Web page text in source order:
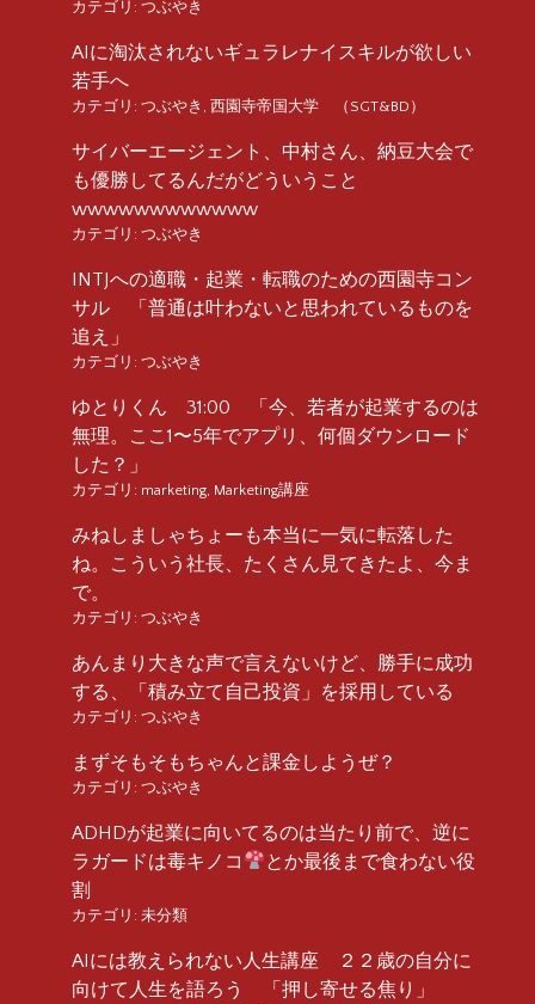
カテゴリ: つぶやき
AIに淘汰されないギュラレナイスキルが欲しい
若手へ
カテゴリ: つぶやき 西園寺帝国大学 （SGT&BD）
サイバーエージェント、中村さん、納豆大会で
も優勝してるんだがどういうこと
wwwwwwwwwwww
カテゴリ: つぶやき
INTJへの適職・起業・転職のための西園寺コン
サル 「普通は叶わないと思われているものを
追え」
カテゴリ: つぶやき
ゆとりくん 31:00 「今、若者が起業するのは
無理。ここ1〜5年でアプリ、何個ダウンロード
した？」
カテゴリ: marketing Marketing講座
みねしましゃちょーも本当に一気に転落した
ね。こういう社長、たくさん見てきたよ、今ま
で。
カテゴリ: つぶやき
あんまり大きな声で言えないけど、勝手に成功
する、「積み立て自己投資」を採用している
カテゴリ: つぶやき
まずそもそもちゃんと課金しようぜ？
カテゴリ: つぶやき
ADHDが起業に向いてるのは当たり前で、逆に
ラガードは毒キノコ
とか最後まで食わない役
割
カテゴリ: 未分類
AIには教えられない人生講座 ２２歳の自分に
向けて人生を語ろう 「押し寄せる焦り」